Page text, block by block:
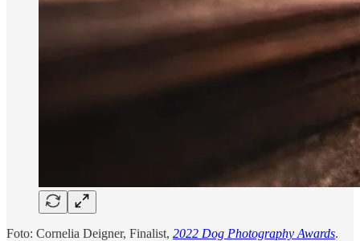
Foto: Cornelia Deigner, Finalist, 2022 Dog Photography Awards.